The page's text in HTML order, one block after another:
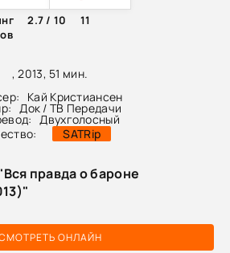
, 2013, 51 мин.
Кай Кристиансен
Док / ТВ Передачи
Двухголосный
SATRip
2.7 / 10
11
ОНЛАЙН
правда о бароне